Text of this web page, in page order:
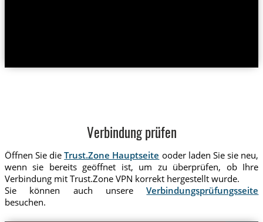
Verbindung prüfen
Öffnen Sie dieTrust.Zone Hauptseite ooder laden Sie sie neu,
wenn sie bereits geöffnet ist, um zu überprüfen, ob Ihre
Verbindung mit Trust.Zone VPN korrekt hergestellt wurde.
Sie können auch unsereVerbindungsprüfungsseite
besuchen.